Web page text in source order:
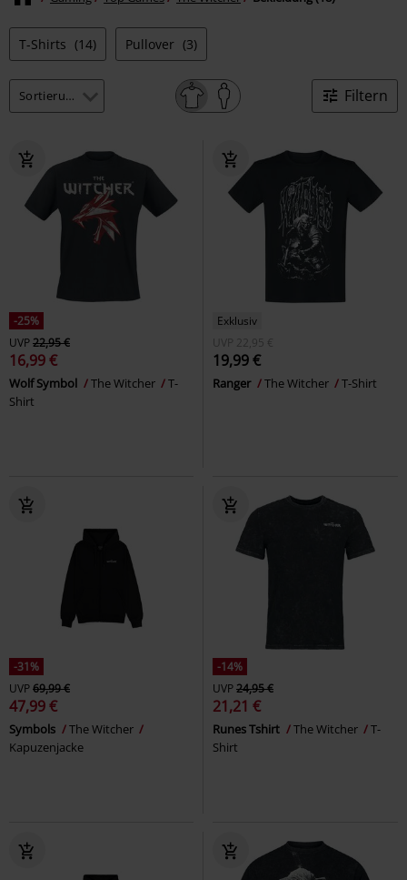
T-Shirts (14) Pullover (3)
Filtern
-25%
UVP22,95 €
16,99 €
Wolf Symbol The Witcher
T-
Shirt
Exklusiv
UVP
22,95 €
19,99 €
Ranger The Witcher T-Shirt
-31%
UVP69,99 €
47,99 €
Symbols
The Witcher
Kapuzenjacke
-14%
UVP24,95 €
21,21 €
Runes Tshirt The Witcher
T-
Shirt